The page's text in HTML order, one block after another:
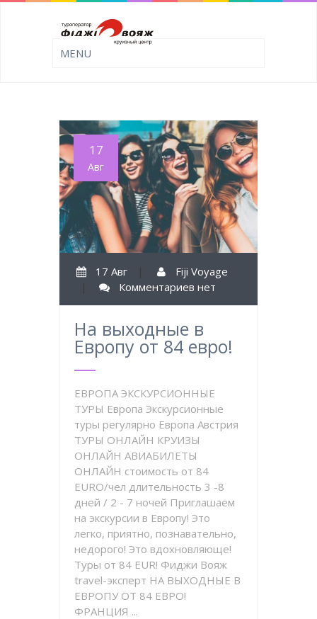
17
Авг
17 Авг
Fiji Voyage
Комментариев нет
На выходные в
Европу от 84 евро!
ЕВРОПА ЭКСКУРСИОННЫЕ
ТУРЫ Европа Экскурсионные
туры регулярно Европа Австрия
ТУРЫ ОНЛАЙН КРУИЗЫ
ОНЛАЙН АВИАБИЛЕТЫ
ОНЛАЙН стоимость от 84
EURO/чел длительность 3 -8
дней / 2 - 7 ночей Приглашаем
на экскурсии в Европу! Это
легко, приятно, познавательно,
недорого! Это вдохновляюще!
Туры от 84 EUR! Фиджи Вояж
travel-эксперт НА ВЫХОДНЫЕ В
ЕВРОПУ ОТ 84 ЕВРО!
ФРАНЦИЯ ...